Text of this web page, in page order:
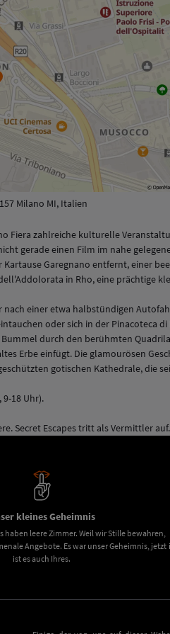
Milano MI, Italien
Fiera zahlreiche kulturelle
gerade einen Film im nahe
Garegnano entfernt, einer
in Rho, eine prächtige
einer etwa halbstündigen
oder sich in der
durch den berühmten
Erbe einfügt. Die glamourösen
gotischen Kathedrale, die
18 Uhr).
Secret Escapes tritt als Vermittler
kleines Geheimnis
haben leere Zimmer. Weil wir Stille bewahren,
Angebote. Es war unser Geheimnis, jetzt
ist es auch Ihres.